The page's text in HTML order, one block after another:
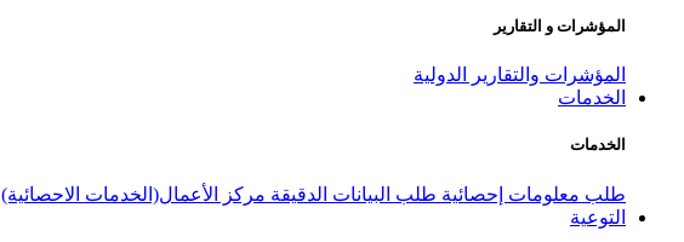
المؤشرات و التقارير
المؤشرات والتقارير الدولية
الخدمات
الخدمات
طلب معلومات إحصائية طلب البيانات الدقيقة مركز الأعمال(الخدمات الاحصائية)
التوعية